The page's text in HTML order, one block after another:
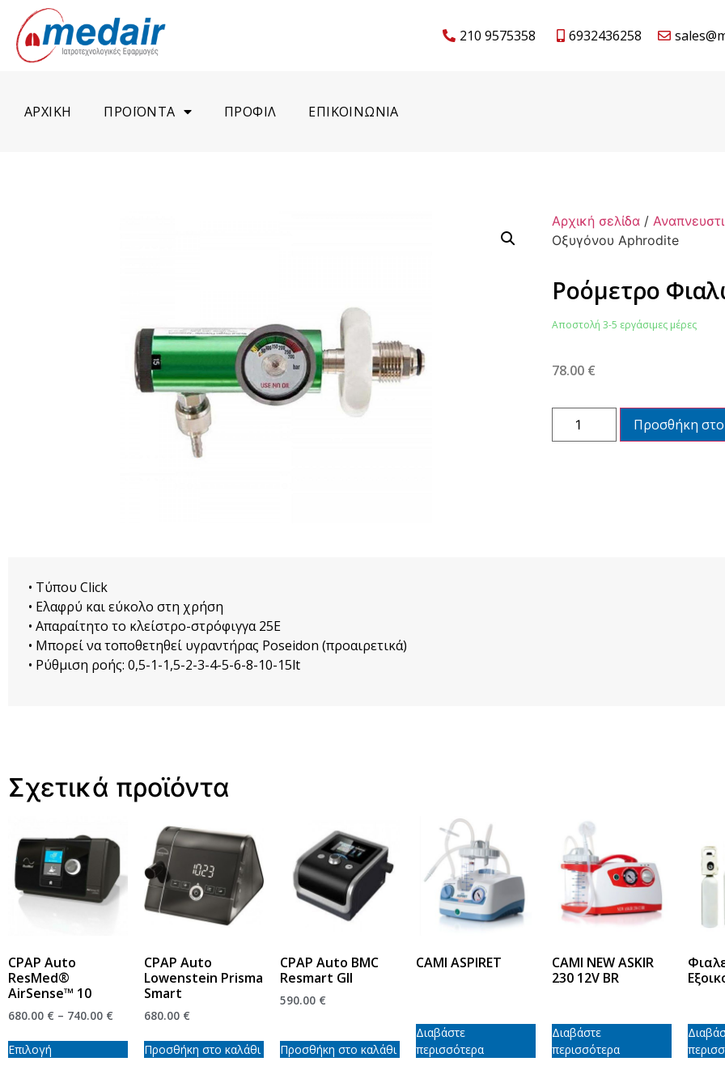
210 9575358 6932436258
ΑΡΧΙΚΗ ΠΡΟΪΟΝΤΑ ΠΡΟΦΙΛ ΕΠΙΚΟΙΝΩΝΙΑ
Αρχική σελίδα /
Οξυγόνου Aphrodite
Ροόμετρο
Αποστολή 3-5 εργάσιμες μέρες
78.00 €
Προσθήκη στο
• Τύπου Click
• Ελαφρύ και εύκολο στη χρήση
• Aπαραίτητο το κλείστρο-στρόφιγγα 25Ε
• Μπορεί να τοποθετηθεί υγραντήρας Poseidon (προαιρετικά)
• Ρύθμιση ροής: 0,5-1-1,5-2-3-4-5-6-8-10-15lt
Σχετικά προϊόντα
CPAP Auto
ResMed®
AirSense™ 10
680.00 € – 740.00 €
Επιλογή
CPAP Auto
Lowenstein Prisma
Smart
680.00 €
Προσθήκη στο καλάθι
CPAP Auto BMC
Resmart GII
590.00 €
Προσθήκη στο καλάθι
CAMI ASPIRET
Διαβάστε
περισσότερα
CAMI NEW ASKIR
230 12V BR
Διαβάστε
περισσότερα